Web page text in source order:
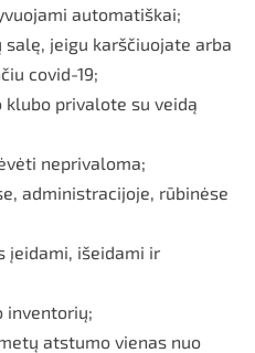
automatiškai;
jeigu karščiuojate arba
covid-19;
privalote su veidą
neprivaloma;
administracijoje, rūbinėse
įeidami, išeidami ir
inventorių;
atstumo vienas nuo